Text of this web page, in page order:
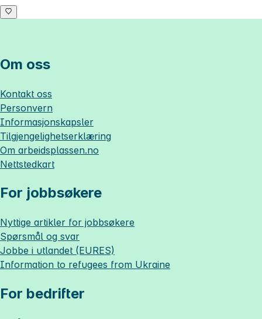
Om oss
Kontakt oss
Personvern
Informasjonskapsler
Tilgjengelighetserklæring
Om arbeidsplassen.no
Nettstedkart
For jobbsøkere
Nyttige artikler for jobbsøkere
Spørsmål og svar
Jobbe i utlandet (EURES)
Information to refugees from Ukraine
For bedrifter